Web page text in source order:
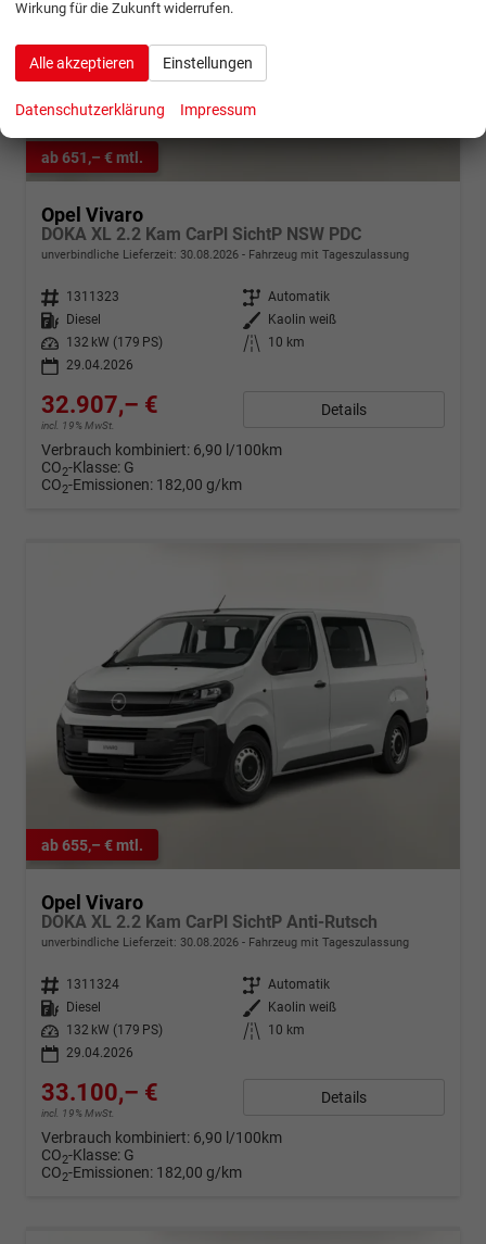
ab 651,– € mtl.
Opel Vivaro
DOKA XL 2.2 Kam CarPl SichtP NSW PDC
unverbindliche Lieferzeit: 30.08.2026 Fahrzeug mit Tageszulassung
Fahrzeugnr. 1311323 Getriebe Automatik
Kraftstoff
Diesel Außenfarbe
Kaolin weiß
Leistung
132 kW (179 PS) Kilometerstand
10 km
29.04.2026
32.907,– €
incl. 19% MwSt.
Details
Verbrauch kombiniert: 6,90 l/100km
CO2-Klasse: G
CO2-Emissionen: 182,00 g/km
ab 655,– € mtl.
Opel Vivaro
DOKA XL 2.2 Kam CarPl SichtP Anti-Rutsch
unverbindliche Lieferzeit: 30.08.2026 Fahrzeug mit Tageszulassung
Fahrzeugnr. 1311324 Getriebe Automatik
Kraftstoff
Diesel Außenfarbe
Kaolin weiß
Leistung
132 kW (179 PS) Kilometerstand
10 km
29.04.2026
33.100,– €
incl. 19% MwSt.
Details
Verbrauch kombiniert: 6,90 l/100km
CO2-Klasse: G
CO2-Emissionen: 182,00 g/km
Wirkung für die Zukunft widerrufen.
Alle akzeptieren Einstellungen
Datenschutzerklärung Impressum